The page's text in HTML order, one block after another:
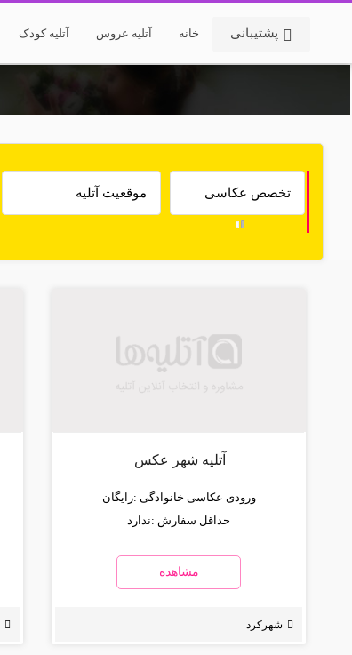
خانه آتلیه عروس آتلیه کودک پشتیبانی
آتلیه شهر عکس
ورودی عکاسی خانوادگی :رایگان
حداقل سفارش :ندارد
مشاهده
شهرکرد